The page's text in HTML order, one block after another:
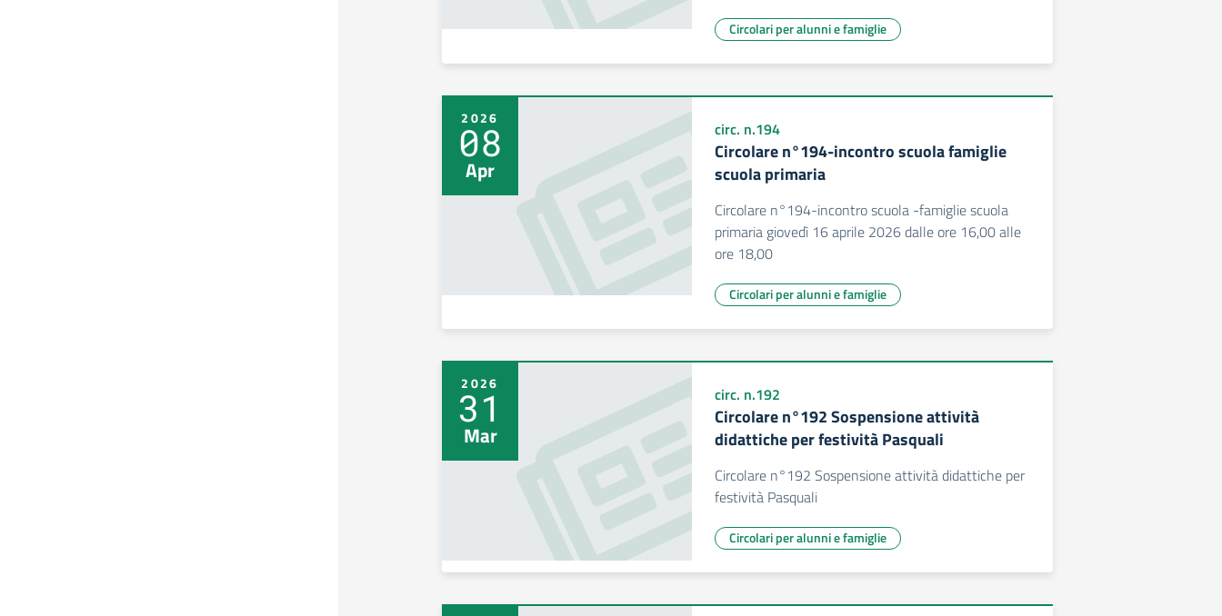
Circolari per alunni e famiglie
2026
08
Apr
circ. n.194
Circolare n°194-incontro scuola famiglie
scuola primaria
Circolare n°194-incontro scuola -famiglie scuola
primaria giovedì 16 aprile 2026 dalle ore 16,00 alle
ore 18,00
Circolari per alunni e famiglie
2026
31
Mar
circ. n.192
Circolare n°192 Sospensione attività
didattiche per festività Pasquali
Circolare n°192 Sospensione attività didattiche per
festività Pasquali
Circolari per alunni e famiglie